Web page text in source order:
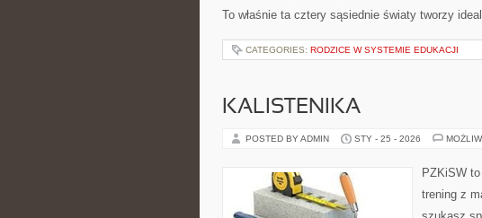
To właśnie ta cztery sąsiednie światy tworzy
CATEGORIES: RODZICE W SYSTEMIE EDUKACJI
KALISTENIKA
POSTED BY ADMIN STY - 25 - 2026
PZKiSW
trening z